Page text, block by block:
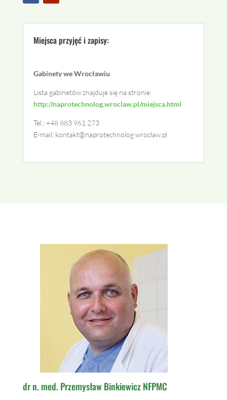
Miejsca przyjęć i zapisy:
Gabinety we Wrocławiu
Lista gabinetów znajduje się na stronie:
http://naprotechnolog.wroclaw.pl/miejsca.html
Tel.: +48 883 961 273
E-mail: kontakt@naprotechnolog.wroclaw.pl
dr n. med. Przemysław Binkiewicz NFPMC